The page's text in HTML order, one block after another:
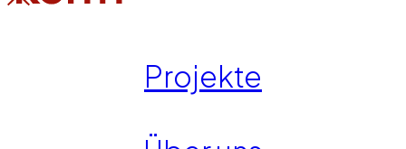
Projekte